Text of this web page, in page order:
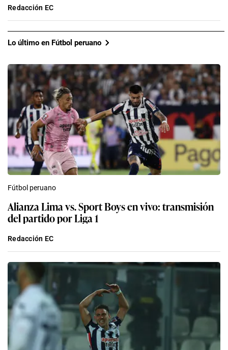
Redacción EC
Lo último en Fútbol peruano
Fútbol peruano
Alianza Lima vs. Sport Boys en vivo: transmisión
del partido por Liga 1
Redacción EC